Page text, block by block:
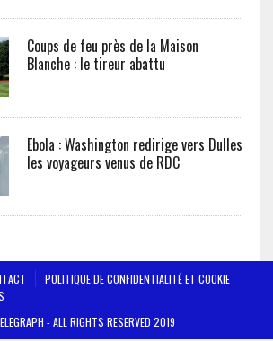
Coups de feu près de la Maison
Blanche : le tireur abattu
Ebola : Washington redirige vers Dulles
les voyageurs venus de RDC
POLITIQUE DE CONFIDENTIALITÉ ET COOKIE
- ALL RIGHTS RESERVED 2019